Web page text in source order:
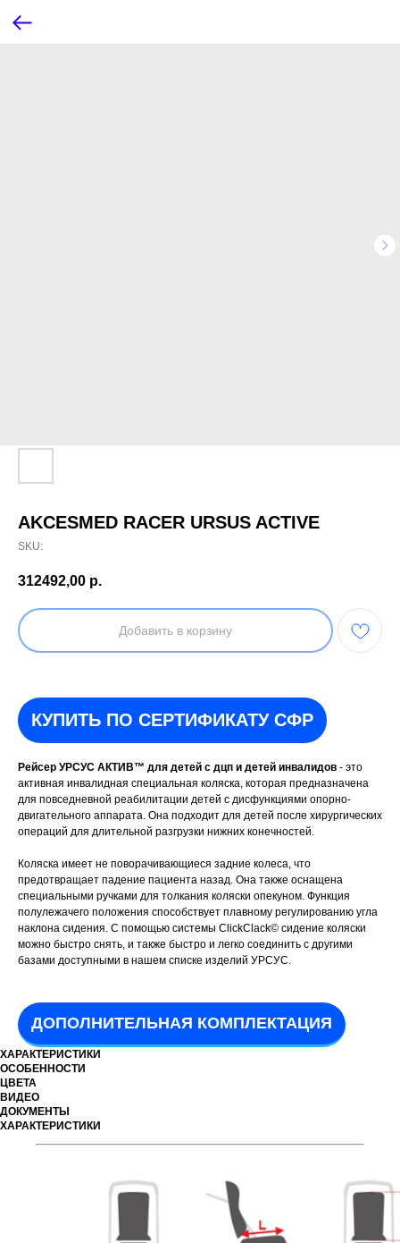
AKCESMED RACER URSUS ACTIVE
SKU:
312492,00 р.
Добавить в корзину
КУПИТЬ ПО СЕРТИФИКАТУ СФР
Рейсер УРСУС АКТИВ™ для детей с дцп и детей инвалидов - это
активная инвалидная специальная коляска, которая предназначена
для повседневной реабилитации детей с дисфункциями опорно-
двигательного аппарата. Она подходит для детей после хирургических
операций для длительной разгрузки нижних конечностей.
Коляска имеет не поворачивающиеся задние колеса, что
предотвращает падение пациента назад. Она также оснащена
специальными ручками для толкания коляски опекуном. Функция
полулежачего положения способствует плавному регулированию угла
наклона сидения. С помощью системы ClickClack© сидение коляски
можно быстро снять, и также быстро и легко соединить с другими
базами доступными в нашем списке изделий УРСУС.
ДОПОЛНИТЕЛЬНАЯ КОМПЛЕКТАЦИЯ
ХАРАКТЕРИСТИКИ
ОСОБЕННОСТИ
ЦВЕТА
ВИДЕО
ДОКУМЕНТЫ
ХАРАКТЕРИСТИКИ